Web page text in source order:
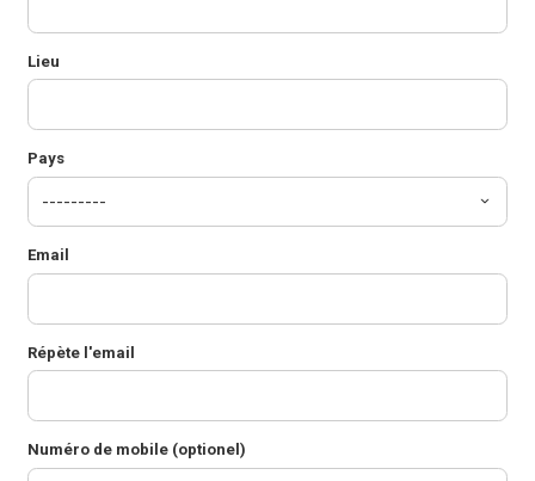
Lieu
Pays
Email
Répète l'email
Numéro de mobile (optionel)